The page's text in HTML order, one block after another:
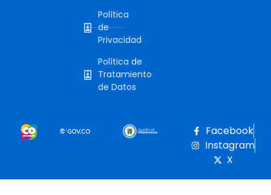
Política
de
Privacidad
Política de
Tratamiento
de Datos
Facebook
Instagram
X